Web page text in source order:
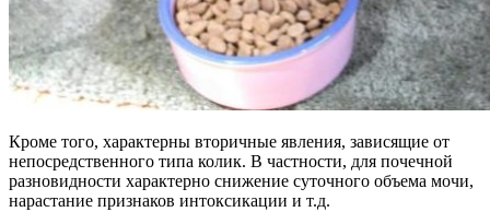
Кроме того, характерны вторичные явления, зависящие от
непосредственного типа колик. В частности, для почечной
разновидности характерно снижение суточного объема мочи,
нарастание признаков интоксикации и т.д.